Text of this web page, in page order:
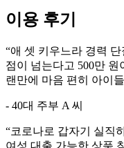
이용 후기
“애 셋 키우느라 경력
점이 넘는다고 500만
랜만에 마음 편히 아이
- 40대 주부 A 씨
“코로나로 갑자기 실직
여성 대출 가능한 상품